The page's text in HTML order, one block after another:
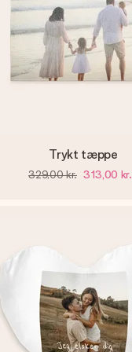
Trykt tæppe
329,00 kr. 313,00 kr.